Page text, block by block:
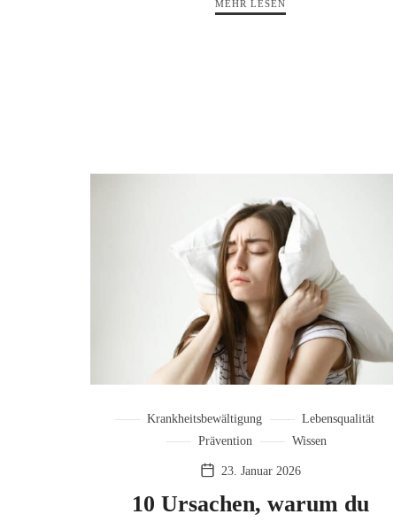
MEHR LESEN
Krankheitsbewältigung
Lebensqualität
Prävention
Wissen
23. Januar 2026
10 Ursachen, warum du